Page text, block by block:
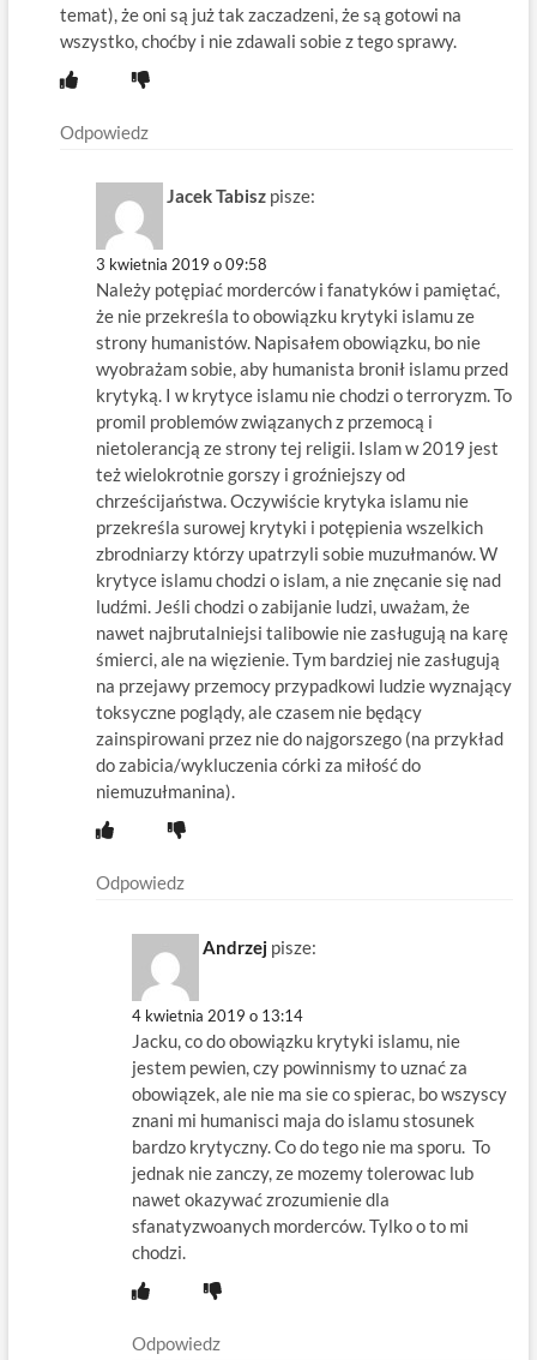
temat), że oni są już tak zaczadzeni, że są gotowi na
wszystko, choćby i nie zdawali sobie z tego sprawy.
Odpowiedz
Jacek Tabisz pisze:
3 kwietnia 2019 o 09:58
Należy potępiać morderców i fanatyków i pamiętać,
że nie przekreśla to obowiązku krytyki islamu ze
strony humanistów. Napisałem obowiązku, bo nie
wyobrażam sobie, aby humanista bronił islamu przed
krytyką. I w krytyce islamu nie chodzi o terroryzm. To
promil problemów związanych z przemocą i
nietolerancją ze strony tej religii. Islam w 2019 jest
też wielokrotnie gorszy i groźniejszy od
chrześcijaństwa. Oczywiście krytyka islamu nie
przekreśla surowej krytyki i potępienia wszelkich
zbrodniarzy którzy upatrzyli sobie muzułmanów. W
krytyce islamu chodzi o islam, a nie znęcanie się nad
ludźmi. Jeśli chodzi o zabijanie ludzi, uważam, że
nawet najbrutalniejsi talibowie nie zasługują na karę
śmierci, ale na więzienie. Tym bardziej nie zasługują
na przejawy przemocy przypadkowi ludzie wyznający
toksyczne poglądy, ale czasem nie będący
zainspirowani przez nie do najgorszego (na przykład
do zabicia/wykluczenia córki za miłość do
niemuzułmanina).
Odpowiedz
Andrzej pisze:
4 kwietnia 2019 o 13:14
Jacku, co do obowiązku krytyki islamu, nie
jestem pewien, czy powinnismy to uznać za
obowiązek, ale nie ma sie co spierac, bo wszyscy
znani mi humanisci maja do islamu stosunek
bardzo krytyczny. Co do tego nie ma sporu. To
jednak nie zanczy, ze mozemy tolerowac lub
nawet okazywać zrozumienie dla
sfanatyzwoanych morderców. Tylko o to mi
chodzi.
Odpowiedz